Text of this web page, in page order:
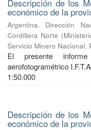
Descripción de los
económico de la
Argentina. Dirección
Cordillera Norte (
Servicio Minero Nacional.
El presente
aerofotogramétrico
1:50.000
Descripción de los
económico de la